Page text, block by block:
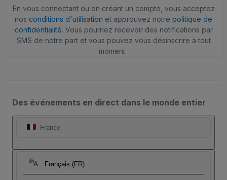
En vous connectant ou en créant un compte, vous acceptez
nos conditions d'utilisation et approuvez notre politique de
confidentialité. Vous pourriez recevoir des notifications par
SMS de notre part et vous pouvez vous désinscrire à tout
moment.
Des événements en direct dans le monde entier
France
Français (FR)